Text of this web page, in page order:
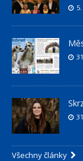
Všechny články